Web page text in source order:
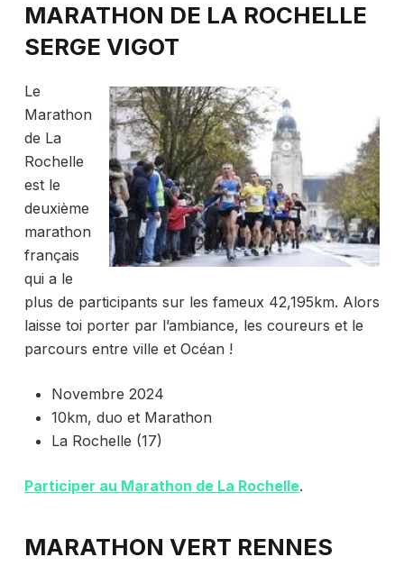
MARATHON DE LA ROCHELLE
SERGE VIGOT
Le
Marathon
de La
Rochelle
est le
deuxième
marathon
français
qui a le
plus de participants sur les fameux 42,195km. Alors
laisse toi porter par l’ambiance, les coureurs et le
parcours entre ville et Océan !
Novembre 2024
10km, duo et Marathon
La Rochelle (17)
Participer au Marathon de La Rochelle.
MARATHON VERT RENNES